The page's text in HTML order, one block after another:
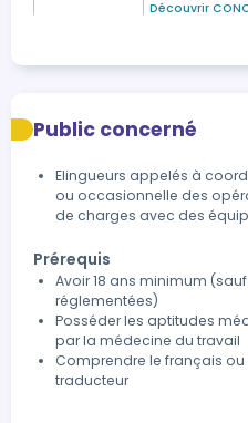
Découvrir
Public concerné
Elingueurs appelés à
ou occasionnelle des
de charges avec des
Prérequis
Avoir 18 ans minimum
réglementées)
Posséder les aptitudes
par la médecine du travail
Comprendre le français
traducteur